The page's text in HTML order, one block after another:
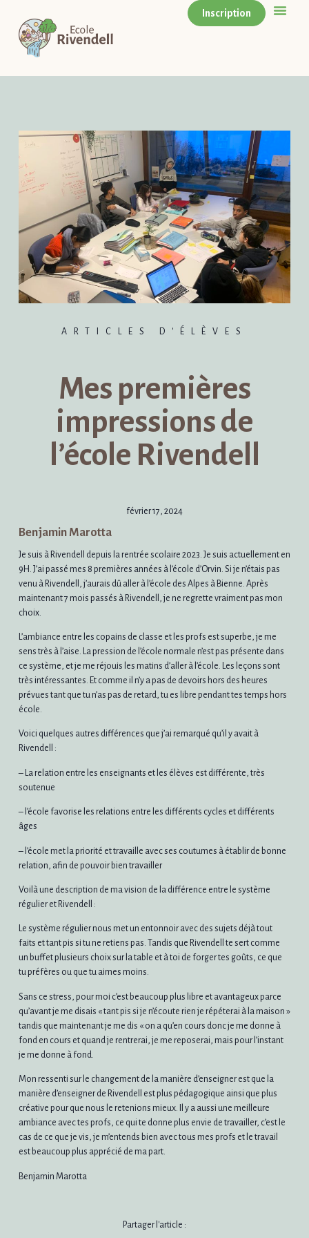
Inscription
ARTICLES D'ÉLÈVES
Mes premières
impressions de
l’école Rivendell
février 17, 2024
Benjamin Marotta
Je suis à Rivendell depuis la rentrée scolaire 2023. Je suis actuellement en
9H. J’ai passé mes 8 premières années à l’école d’Orvin. Si je n’étais pas
venu à Rivendell, j’aurais dû aller à l’école des Alpes à Bienne. Après
maintenant 7 mois passés à Rivendell, je ne regrette vraiment pas mon
choix.
L’ambiance entre les copains de classe et les profs est superbe, je me
sens très à l’aise. La pression de l’école normale n’est pas présente dans
ce système, et je me réjouis les matins d’aller à l’école. Les leçons sont
très intéressantes. Et comme il n’y a pas de devoirs hors des heures
prévues tant que tu n’as pas de retard, tu es libre pendant tes temps hors
école.
Voici quelques autres différences que j’ai remarqué qu’il y avait à
Rivendell :
– La relation entre les enseignants et les élèves est différente, très
soutenue
– l’école favorise les relations entre les différents cycles et différents
âges
– l’école met la priorité et travaille avec ses coutumes à établir de bonne
relation, afin de pouvoir bien travailler
Voilà une description de ma vision de la différence entre le système
régulier et Rivendell :
Le système régulier nous met un entonnoir avec des sujets déjà tout
faits et tant pis si tu ne retiens pas. Tandis que Rivendell te sert comme
un buffet plusieurs choix sur la table et à toi de forger tes goûts, ce que
tu préfères ou que tu aimes moins.
Sans ce stress, pour moi c’est beaucoup plus libre et avantageux parce
qu’avant je me disais « tant pis si je n’écoute rien je répéterai à la maison »
tandis que maintenant je me dis « on a qu’en cours donc je me donne à
fond en cours et quand je rentrerai, je me reposerai, mais pour l’instant
je me donne à fond.
Mon ressenti sur le changement de la manière d’enseigner est que la
manière d’enseigner de Rivendell est plus pédagogique ainsi que plus
créative pour que nous le retenions mieux. Il y a aussi une meilleure
ambiance avec tes profs, ce qui te donne plus envie de travailler, c’est le
cas de ce que je vis, je m’entends bien avec tous mes profs et le travail
est beaucoup plus apprécié de ma part.
Benjamin Marotta
Partager l'article :